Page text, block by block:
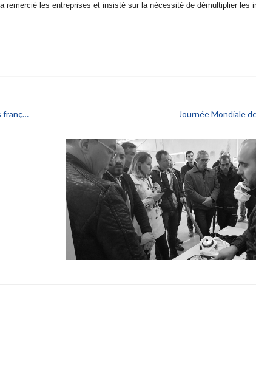
les entreprises et insisté sur la nécessité de démultiplier les
franç… Journée Mondiale